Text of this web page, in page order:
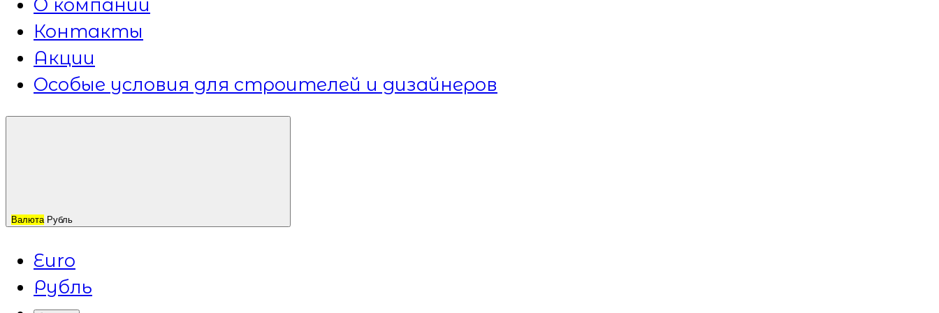
О компании
Контакты
Акции
Особые условия для строителей и дизайнеров
Валюта Рубль
Euro
Рубль